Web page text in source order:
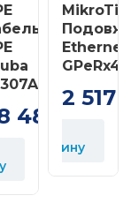
480
GPeRx4
2 517
корзину